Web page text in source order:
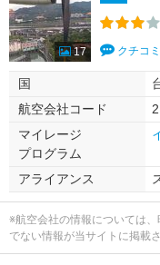
17 クチコミ
国
航空会社コード
マイレージ
プログラム
アライアンス
※航空会社の情報については
でない情報が当サイトに掲載